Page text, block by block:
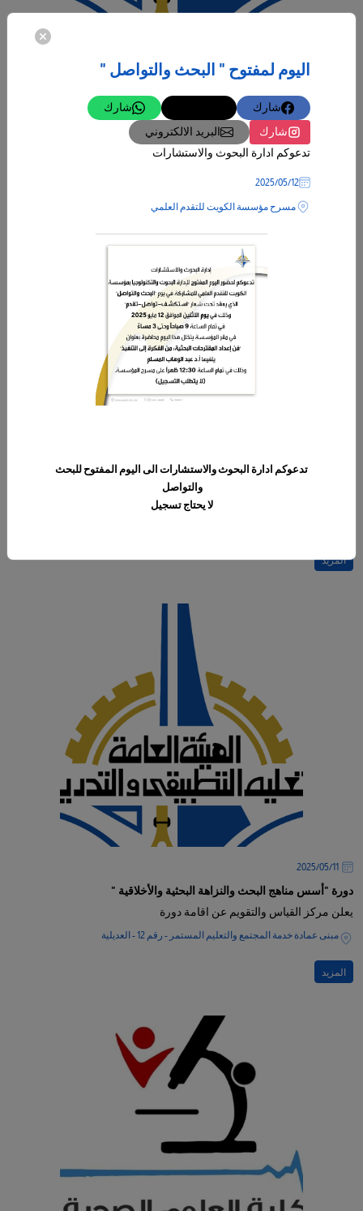
ورشة عمل السلامة والصحة المهنية في بيئة العمل
فندق راديسون بلو
ورشة عمل " الأسس الفنية واللغوية في كتابة الرسائل الادارية"
المزيد
11‏/05‏/2025
دورة "أسس مناهج البحث والنزاهة البحثية والأخلاقية "
يعلن مركز القياس والتقويم عن اقامة دورة
مبنى عمادة خدمة المجتمع والتعليم المستمر - رقم 12 - العديلية
المزيد
اليوم لمفتوح " البحث والتواصل "
شارك
شارك
شارك
البريد الالكتروني
تدعوكم ادارة البحوث والاستشارات
12‏/05‏/2025
مسرح مؤسسة الكويت للتقدم العلمي
تدعوكم ادارة البحوث والاستشارات الى اليوم المفتوح للبحث
والتواصل
لا يحتاج تسجيل